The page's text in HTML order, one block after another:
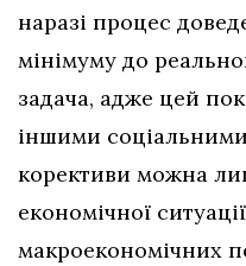
наразі процес
мінімуму до
задача, адже цей
іншими
корективи можна
економічної
макроекономічних